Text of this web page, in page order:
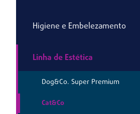
Higiene e Embelezamento
Linha de Estética
Dog&Co. Super Premium
Cat&Co